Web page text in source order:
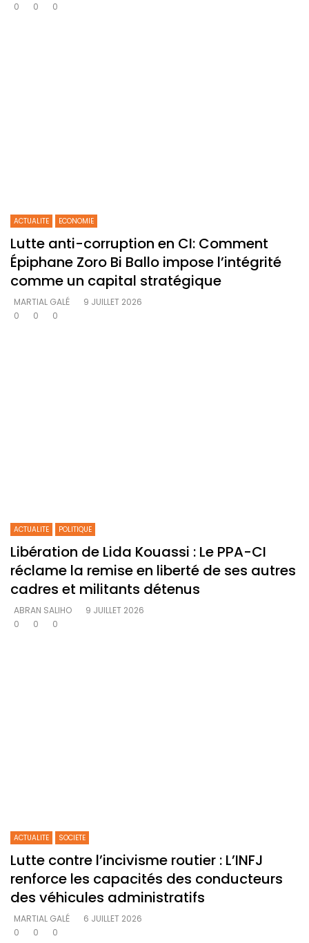
0
0 0
ACTUALITE ECONOMIE
Lutte anti-corruption en CI: Comment
Épiphane Zoro Bi Ballo impose l’intégrité
comme un capital stratégique
MARTIAL GALÉ
9 JUILLET 2026
0
0 0
ACTUALITE POLITIQUE
Libération de Lida Kouassi : Le PPA-CI
réclame la remise en liberté de ses autres
cadres et militants détenus
ABRAN SALIHO
9 JUILLET 2026
0
0 0
ACTUALITE SOCIETE
Lutte contre l’incivisme routier : L’INFJ
renforce les capacités des conducteurs
des véhicules administratifs
MARTIAL GALÉ
6 JUILLET 2026
0
0 0